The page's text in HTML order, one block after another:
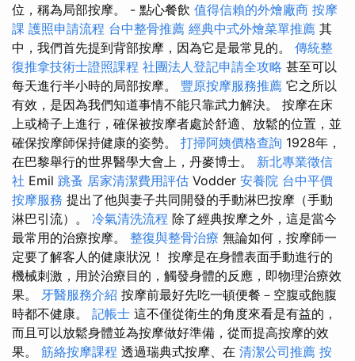
位，稱為局部按摩。 - 點心餐飲 值得信賴的外燴廠商 按摩
課 護照申請流程 台中整骨推薦 經典中式外燴菜單推薦 其
中，我們首先提到背部按摩，因為它是最常見的。 傳統整
復推拿技術士證照課程 社團法人登記申請全攻略 甚至可以
每天進行半小時的局部按摩。 豐原按摩服務推薦 它之所以
有效，是因為我們知道事情不能只靠武力解決。 按摩在床
上或椅子上進行，確保被按摩者處於舒適、放鬆的位置，並
確保按摩師保持健康的姿勢。 打掃阿姨價格查詢 1928年，
在巴黎舉行的世界醫學大會上，丹麥博士。 新北專業徵信
社 Emil 跳蚤 居家清潔費用評估 Vodder 安養院 台中平價
按摩服務 提出了他與妻子共同開發的手動淋巴按摩（手動
淋巴引流）。 冷氣清洗流程 除了經典按摩之外，這是當今
最常用的治療按摩。 整復與整骨治療 無論如何，按摩師一
定要了解客人的健康狀況！ 按摩是在身體表面手動進行的
機械刺激，用於治療目的，觸發身體的反應，即物理治療效
果。 牙醫服務介紹 按摩前最好先吃一頓便餐－空腹或飽腹
時都不健康。 記帳士 這不僅從衛生的角度來看是有益的，
而且可以放鬆身體並為按摩做好準備，從而提高按摩的效
果。 筋絡按摩課程 透過瑞典式按摩、在 清潔公司推薦 按